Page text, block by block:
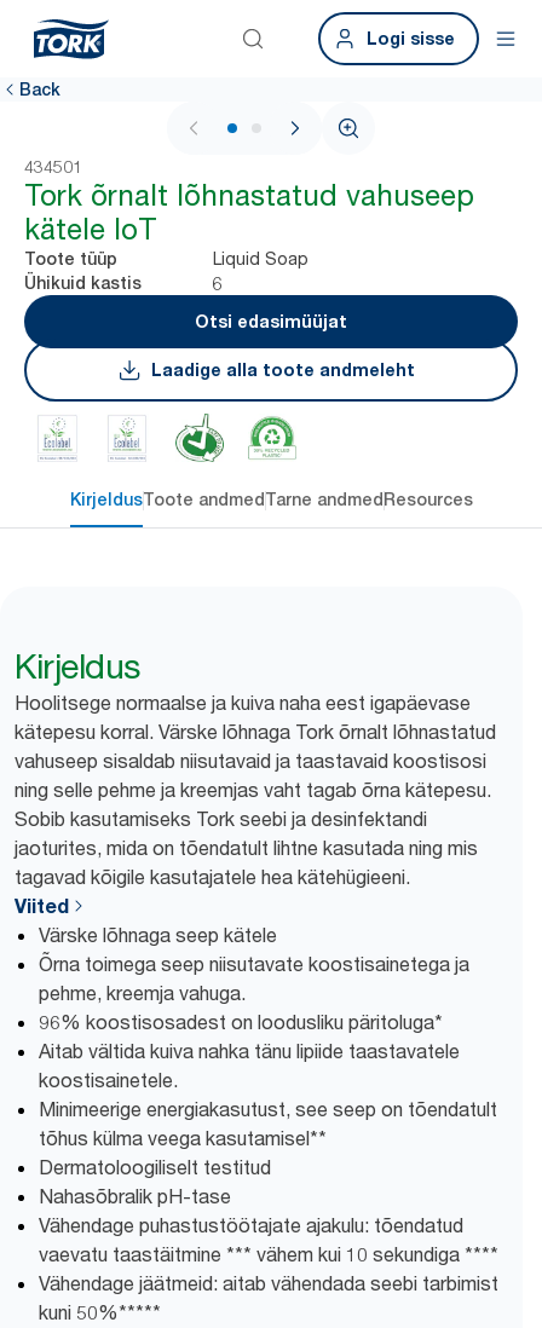
Logi sisse
Back
1 / 2
434501
Tork õrnalt lõhnastatud vahuseep
kätele IoT
Toote tüüp Liquid Soap
Ühikuid kastis
6
Otsi edasimüüjat
Laadige alla toote andmeleht
KirjeldusToote andmedTarne andmed Resources
Kirjeldus
Hoolitsege normaalse ja kuiva naha eest igapäevase
kätepesu korral. Värske lõhnaga Tork õrnalt lõhnastatud
vahuseep sisaldab niisutavaid ja taastavaid koostisosi
ning selle pehme ja kreemjas vaht tagab õrna kätepesu.
Sobib kasutamiseks Tork seebi ja desinfektandi
jaoturites, mida on tõendatult lihtne kasutada ning mis
tagavad kõigile kasutajatele hea kätehügieeni.
Viited
Värske lõhnaga seep kätele
Õrna toimega seep niisutavate koostisainetega ja
pehme, kreemja vahuga.
96% koostisosadest on loodusliku päritoluga*
Aitab vältida kuiva nahka tänu lipiide taastavatele
koostisainetele.
Minimeerige energiakasutust, see seep on tõendatult
tõhus külma veega kasutamisel**
Dermatoloogiliselt testitud
Nahasõbralik pH-tase
Vähendage puhastustöötajate ajakulu: tõendatud
vaevatu taastäitmine *** vähem kui 10 sekundiga ****
Vähendage jäätmeid: aitab vähendada seebi tarbimist
kuni 50%*****